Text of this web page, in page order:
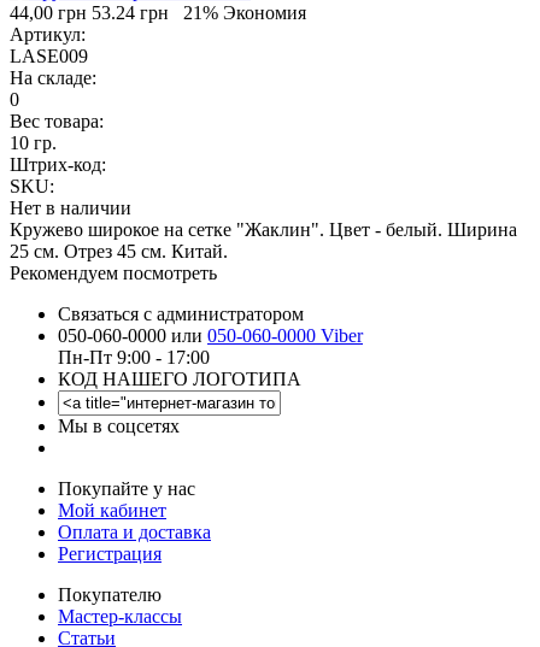
44,00 грн 53.24 грн
21% Экономия
Артикул:
LASE009
На складе:
0
Вес товара:
10 гр.
Штрих-код:
SKU:
Нет в наличии
Кружево широкое на сетке "Жаклин". Цвет - белый. Ширина
25 см. Отрез 45 см. Китай.
Рекомендуем посмотреть
Связаться с администратором
050-060-0000 или 050-060-0000 Viber
Пн-Пт 9:00 - 17:00
КОД НАШЕГО ЛОГОТИПА
Мы в соцсетях
Покупайте у нас
Мой кабинет
Оплата и доставка
Регистрация
Покупателю
Мастер-классы
Статьи